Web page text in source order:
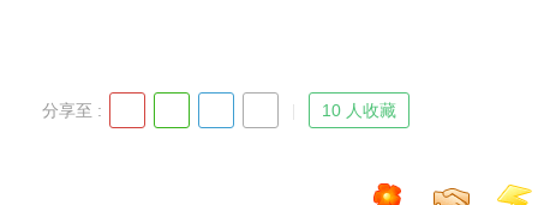
分享至 : 10 人收藏